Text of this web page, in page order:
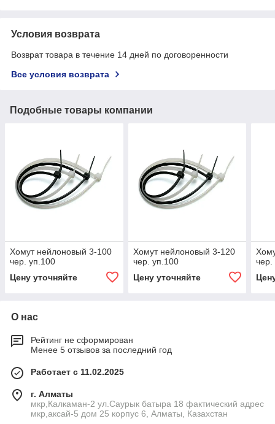
Условия возврата
Возврат товара в течение 14 дней по договоренности
Все условия возврата
Подобные товары компании
Хомут нейлоновый 3-100
чер. уп.100
Цену уточняйте
Хомут нейлоновый 3-120
чер. уп.100
Цену уточняйте
чер.
О нас
Рейтинг не сформирован
Менее 5 отзывов за последний год
Работает с 11.02.2025
г. Алматы
мкр,Калкаман-2 ул.Саурык батыра 18 фактический адрес
мкр,аксай-5 дом 25 корпус 6, Алматы, Казахстан